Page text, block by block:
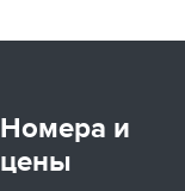
Номера и
цены